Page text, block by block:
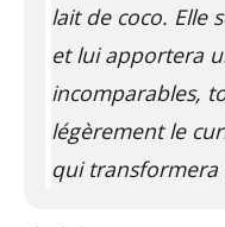
lait de coco. Elle
et lui apportera
incomparables,
légèrement le
qui transformera